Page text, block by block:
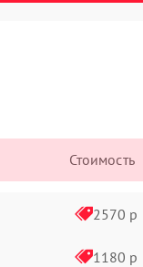
Стоимость
2570 р
1180 р